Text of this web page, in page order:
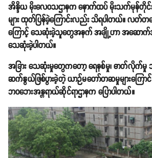
အိန္ဒိယ မိုးလေဝသဌာနက နောက်ထပ် မိုးသက်မုန်တိုင်
များ ထုတ်ပြန်ခဲ့ကြောင်းလည်း သိရပါတယ်။ လတ်တ
ကြောင့် သေဆုံးခဲ့သူတွေအနက် အချို့ဟာ အဆောက်အ
သေဆုံးခဲ့ပါတယ်။
အခြား သေဆုံးမှုတွေကတော့ ရေနစ်မှု၊ ဓာတ်လိုက်မှု
ဆက်နွယ်ဖြစ်ပွားခဲ့တဲ့ ယာဉ်မတော်တဆမှုများကြော
ဘဝဘေးအန္တရာယ်ဆိုင်ရာဌာနက ပြောပါတယ်။